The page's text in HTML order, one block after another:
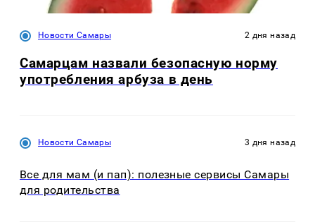
Новости Самары 2 дня назад
Самарцам назвали безопасную норму
употребления арбуза в день
Новости Самары 3 дня назад
Все для мам (и пап): полезные сервисы Самары
для родительства